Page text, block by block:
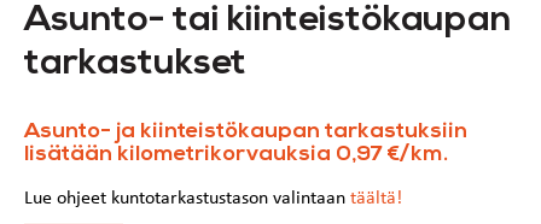
Asunto- tai kiinteistökaupan
tarkastukset
Asunto- ja kiinteistökaupan tarkastuksiin
lisätään kilometrikorvauksia 0,97 €/km.
Lue ohjeet kuntotarkastustason valintaan täältä!